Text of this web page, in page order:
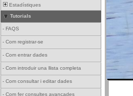
Estadístiques
Tutorials
- FAQS
- Com registrar-se
- Com entrar dades
- Com introduir una llista completa
- Com consultar i editar dades
- Com fer consultes avançades